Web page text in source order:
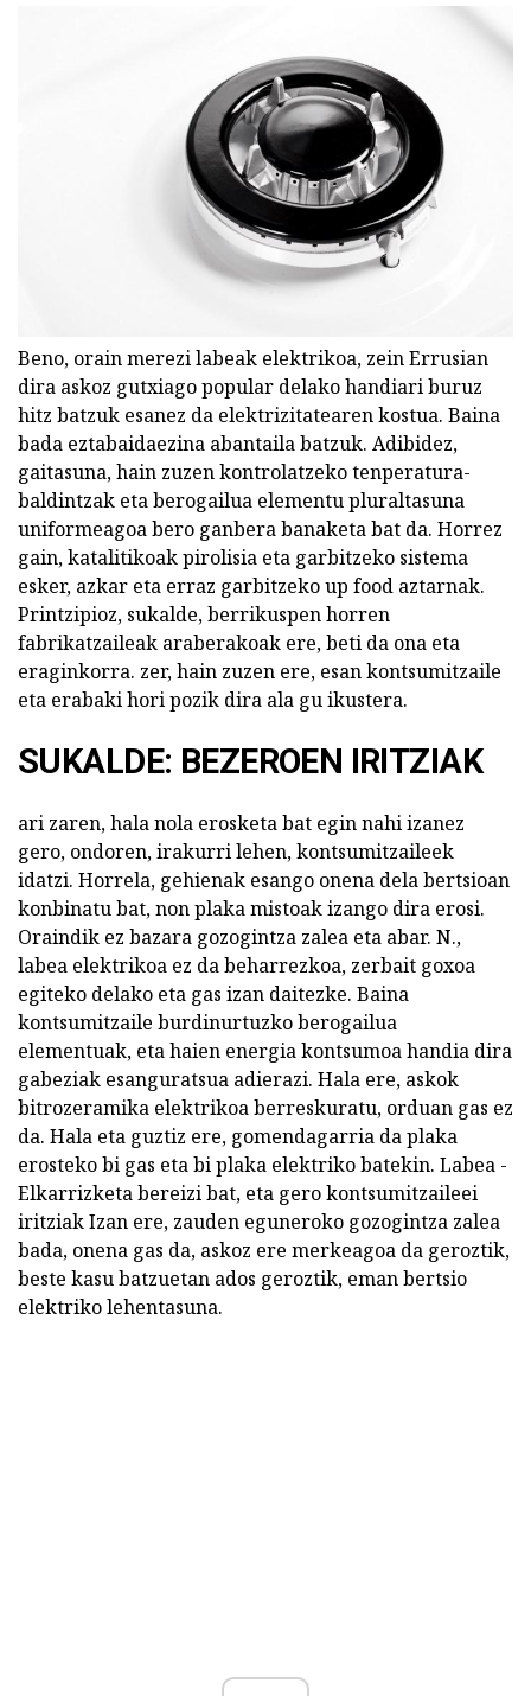
Beno, orain merezi labeak elektrikoa, zein Errusian
dira askoz gutxiago popular delako handiari buruz
hitz batzuk esanez da elektrizitatearen kostua. Baina
bada eztabaidaezina abantaila batzuk. Adibidez,
gaitasuna, hain zuzen kontrolatzeko tenperatura-
baldintzak eta berogailua elementu pluraltasuna
uniformeagoa bero ganbera banaketa bat da. Horrez
gain, katalitikoak pirolisia eta garbitzeko sistema
esker, azkar eta erraz garbitzeko up food aztarnak.
Printzipioz, sukalde, berrikuspen horren
fabrikatzaileak araberakoak ere, beti da ona eta
eraginkorra. zer, hain zuzen ere, esan kontsumitzaile
eta erabaki hori pozik dira ala gu ikustera.
SUKALDE: BEZEROEN IRITZIAK
ari zaren, hala nola erosketa bat egin nahi izanez
gero, ondoren, irakurri lehen, kontsumitzaileek
idatzi. Horrela, gehienak esango onena dela bertsioan
konbinatu bat, non plaka mistoak izango dira erosi.
Oraindik ez bazara gozogintza zalea eta abar. N.,
labea elektrikoa ez da beharrezkoa, zerbait goxoa
egiteko delako eta gas izan daitezke. Baina
kontsumitzaile burdinurtuzko berogailua
elementuak, eta haien energia kontsumoa handia dira
gabeziak esanguratsua adierazi. Hala ere, askok
bitrozeramika elektrikoa berreskuratu, orduan gas ez
da. Hala eta guztiz ere, gomendagarria da plaka
erosteko bi gas eta bi plaka elektriko batekin. Labea -
Elkarrizketa bereizi bat, eta gero kontsumitzaileei
iritziak Izan ere, zauden eguneroko gozogintza zalea
bada, onena gas da, askoz ere merkeagoa da geroztik,
beste kasu batzuetan ados geroztik, eman bertsio
elektriko lehentasuna.